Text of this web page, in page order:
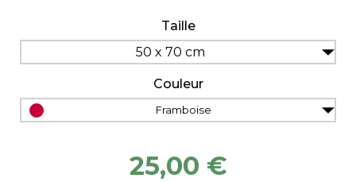
Taille
50 x 70 cm
Couleur
Framboise
25,00 €